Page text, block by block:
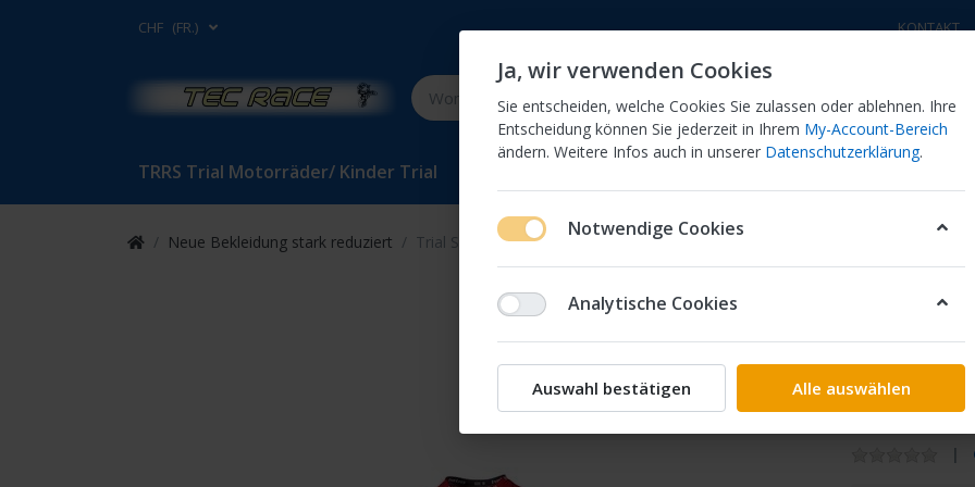
CHF (FR.) KONTAKT
TRRS Trial Motorräder/ Kinder Trial
Neue Bekleidung stark reduziert Trial Shirt Montesa Classic Gr. XL 2021
Trial
XL 2021
-
Ja, wir verwenden Cookies
Sie entscheiden, welche Cookies Sie zulassen oder ablehnen. Ihre
Entscheidung können Sie jederzeit in Ihrem My-Account-Bereich
ändern. Weitere Infos auch in unserer Datenschutzerklärung.
Notwendige Cookies
Analytische Cookies
Auswahl bestätigen Alle auswählen